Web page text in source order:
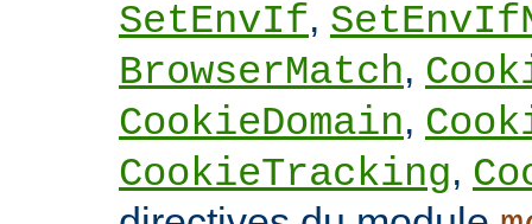
SetEnvIf,
BrowserMatch,
CookieDomain,
CookieTracking,